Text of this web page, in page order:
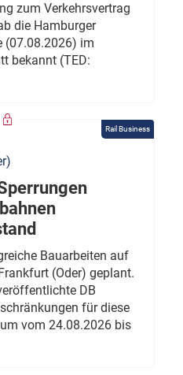
zum Verkehrsvertrag
die Hamburger
(07.08.2026) im
bekannt (TED:
Rail Business
Bauarbeiten auf
(Oder) geplant.
DB
für diese
vom 24.08.2026 bis